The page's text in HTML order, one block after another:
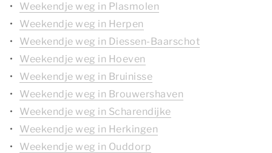
Weekendje weg in Plasmolen
Weekendje weg in Herpen
Weekendje weg in Diessen-Baarschot
Weekendje weg in Hoeven
Weekendje weg in Bruinisse
Weekendje weg in Brouwershaven
Weekendje weg in Scharendijke
Weekendje weg in Herkingen
Weekendje weg in Ouddorp